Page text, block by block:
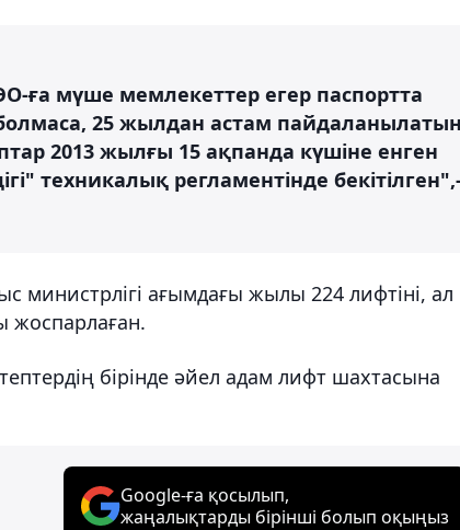
ға мүше мемлекеттер егер паспортта
25 жылдан астам
2013 жылғы 15 ақпанда күшіне енген
техникалық регламентінде
министрлігі ағымдағы жылы 224 лифтіні, ал
жоспарлаған.
бірінде әйел адам лифт шахтасына
Google-ға қосылып,
жаңалықтарды бірінші болып оқыңыз